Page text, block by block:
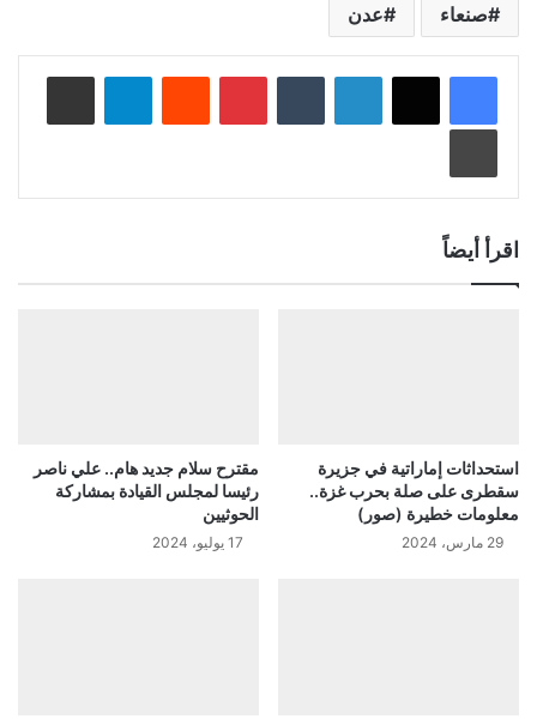
صنعاء عدن
لينكدإن بينتيريست
اقرأ أيضاً
استحداثات إماراتية في جزيرة
سقطرى على صلة بحرب غزة..
معلومات خطيرة (صور)
29 مارس، 2024
مقترح سلام جديد هام.. علي ناصر
رئيسا لمجلس القيادة بمشاركة
الحوثيين
17 يوليو، 2024